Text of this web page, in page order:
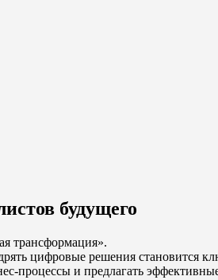
будущего
трансформация».
цифровые решения становится
процессы и предлагать